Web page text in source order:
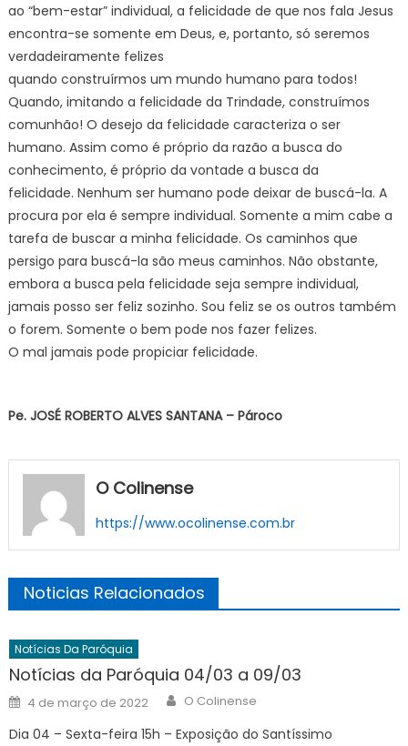
ao “bem-estar” individual, a felicidade de que nos fala Jesus
encontra-se somente em Deus, e, portanto, só seremos
verdadeiramente felizes
quando construírmos um mundo humano para todos!
Quando, imitando a felicidade da Trindade, construímos
comunhão! O desejo da felicidade caracteriza o ser
humano. Assim como é próprio da razão a busca do
conhecimento, é próprio da vontade a busca da
felicidade. Nenhum ser humano pode deixar de buscá-la. A
procura por ela é sempre individual. Somente a mim cabe a
tarefa de buscar a minha felicidade. Os caminhos que
persigo para buscá-la são meus caminhos. Não obstante,
embora a busca pela felicidade seja sempre individual,
jamais posso ser feliz sozinho. Sou feliz se os outros também
o forem. Somente o bem pode nos fazer felizes.
O mal jamais pode propiciar felicidade.
Pe. JOSÉ ROBERTO ALVES SANTANA – Pároco
O Colinense
https://www.ocolinense.com.br
Noticias Relacionados
Notícias Da Paróquia
Notícias da Paróquia 04/03 a 09/03
Posted
on
4 de março de 2022 Author
O Colinense
Dia 04 – Sexta-feira 15h – Exposição do Santíssimo